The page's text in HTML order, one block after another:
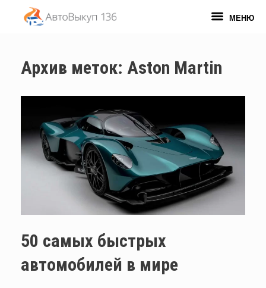
содержанию
МЕНЮ
Архив меток: Aston Martin
50 самых быстрых
автомобилей в мире